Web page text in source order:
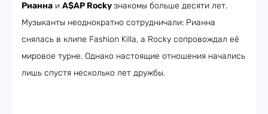
Рианна и A$AP Rockyзнакомы больше десяти лет.
Музыканты неоднократно сотрудничали: Рианна
снялась в клипе Fashion Killa, а Rocky сопровождал её
мировое турне. Однако настоящие отношения начались
лишь спустя несколько лет дружбы.